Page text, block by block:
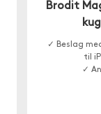
Brodit
✓ Beslag
til
✓